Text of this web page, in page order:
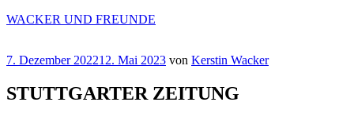
Zum
WACKER UND FREUNDE
Veröffentlicht
7. Dezember 202212. Mai 2023 von Kerstin Wacker
STUTTGARTER ZEITUNG